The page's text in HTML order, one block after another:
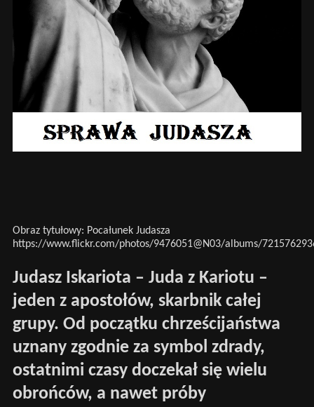
Obraz tytułowy: Pocałunek Judasza
https://www.flickr.com/photos/9476051@N03/albums/
Judasz Iskariota – Juda z Kariotu –
jeden z apostołów, skarbnik całej
grupy. Od początku chrześcijaństwa
uznany zgodnie za symbol zdrady,
ostatnimi czasy doczekał się wielu
obrońców, a nawet próby